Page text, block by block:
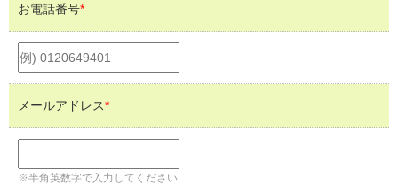
お電話番号*
メールアドレス*
※半角英数字で入力してください